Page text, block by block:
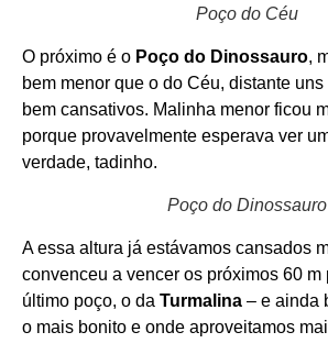
Poço do Céu
O próximo é o Poço do Dinossauro,
bem menor que o do Céu, distante
bem cansativos. Malinha menor ficou
porque provavelmente esperava ver
verdade, tadinho.
Poço do Dinossauro
A essa altura já estávamos cansados
convenceu a vencer os próximos 60 m
último poço, o da Turmalina – e ainda
o mais bonito e onde aproveitamos